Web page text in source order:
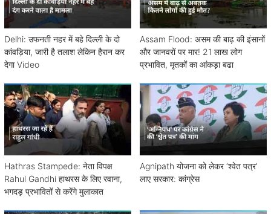
Delhi: उफनती नहर में बहे दिल्ली के दो
कांवड़िया, जारी है तलाश लेकिन हैरान कर
देगा Video
Assam Flood: असम की बाढ़ की इंसानों
और जानवरों पर मार! 21 लाख लोग
प्रभावित, मृतकों का आंकड़ा बढा
Hathras Stampede: नेता विपक्ष
Rahul Gandhi हाथरस के लिए रवाना,
भगदड़ प्रभावितों से करेंगे मुलाकात
Agnipath योजना को लेकर ‘श्वेत पत्र’
लाए सरकार: कांग्रेस